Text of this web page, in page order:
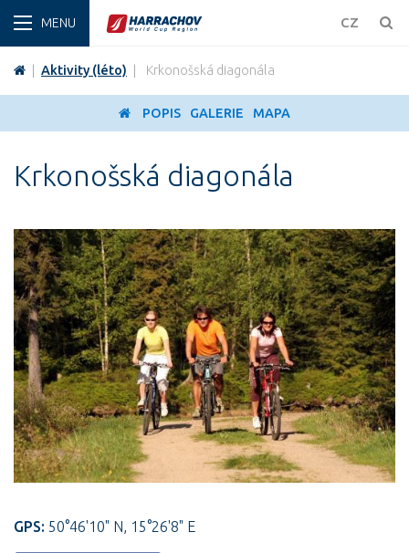
CZ
ZIMA
Aktivity (léto) Krkonošská diagonála
POPIS GALERIE MAPA
Krkonošská diagonála
GPS: 50°46'10" N, 15°26'8" E